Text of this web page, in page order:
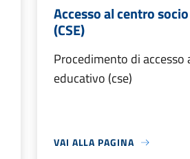
Accesso al centro
(CSE)
Procedimento di accesso
educativo (cse)
VAI ALLA PAGINA